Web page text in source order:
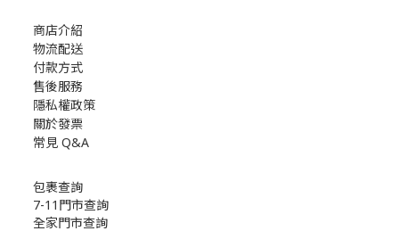
商店介紹
物流配送
付款方式
售後服務
隱私權政策
關於發票
常見 Q&A
包裹查詢
7-11門市查詢
全家門市查詢